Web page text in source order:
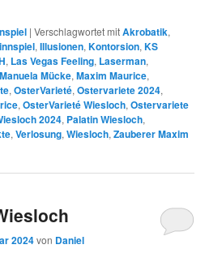
|Verschlagwortet mitAkrobatik,
,Illusionen,Kontorsion,KS
, Las Vegas Feeling, Laserman,
Manuela Mücke,Maxim Maurice,
,OsterVarieté,Ostervariete 2024,
,OsterVarieté Wiesloch,Ostervariete
2024, Palatin Wiesloch,
,Verlosung,Wiesloch,Zauberer Maxim
2024von Daniel